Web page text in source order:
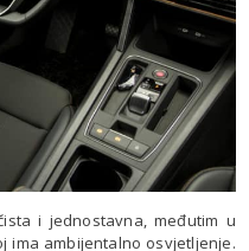
i jednostavna, međutim u
ima ambijentalno osvjetljenje.